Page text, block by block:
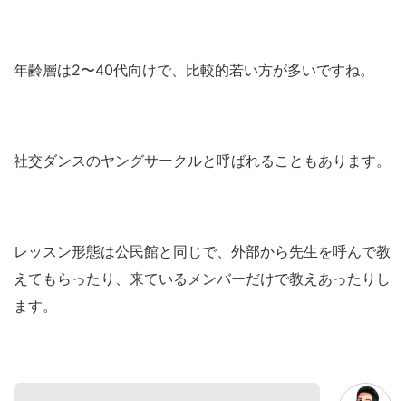
年齢層は2〜40代向けで、比較的若い方が多いですね。
社交ダンスのヤングサークルと呼ばれることもあります。
レッスン形態は公民館と同じで、外部から先生を呼んで教
えてもらったり、来ているメンバーだけで教えあったりし
ます。